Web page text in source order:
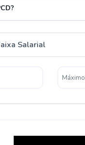
Salarial